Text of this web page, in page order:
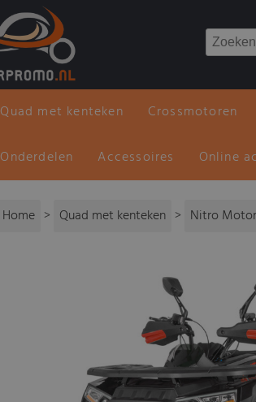
Quad met kenteken Crossmotoren
Onderdelen Accessoires Online
Home > Quad met kenteken > Nitro